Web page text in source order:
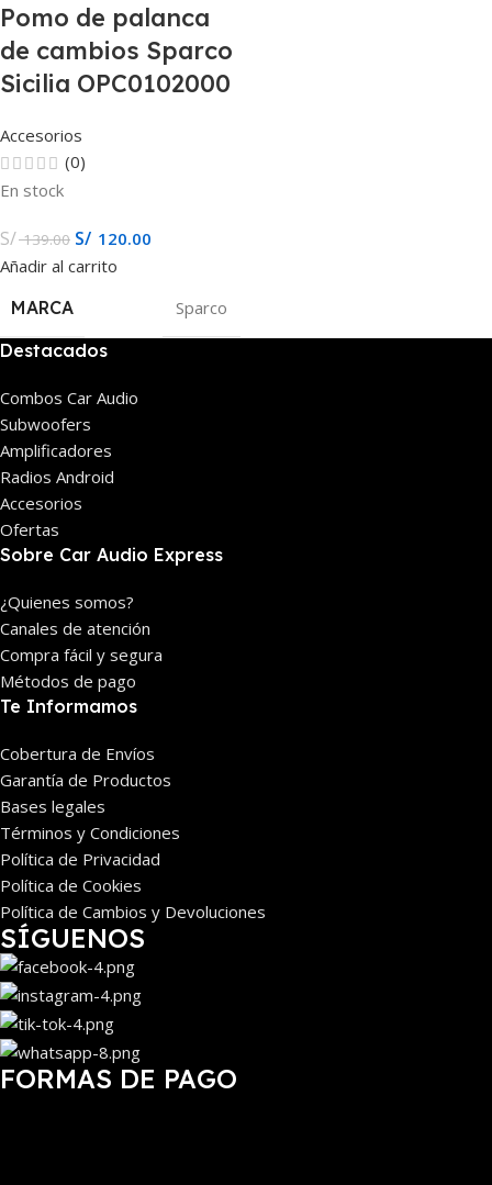
Pomo de palanca
de cambios Sparco
Sicilia OPC0102000
Accesorios
(0)
En stock
S/139.00 S/ 120.00
Añadir al carrito
MARCA
Sparco
Destacados
Combos Car Audio
Subwoofers
Amplificadores
Radios Android
Accesorios
Ofertas
Sobre Car Audio Express
¿Quienes somos?
Canales de atención
Compra fácil y segura
Métodos de pago
Te Informamos
Cobertura de Envíos
Garantía de Productos
Bases legales
Términos y Condiciones
Política de Privacidad
Política de Cookies
Política de Cambios y Devoluciones
SÍGUENOS
FORMAS DE PAGO